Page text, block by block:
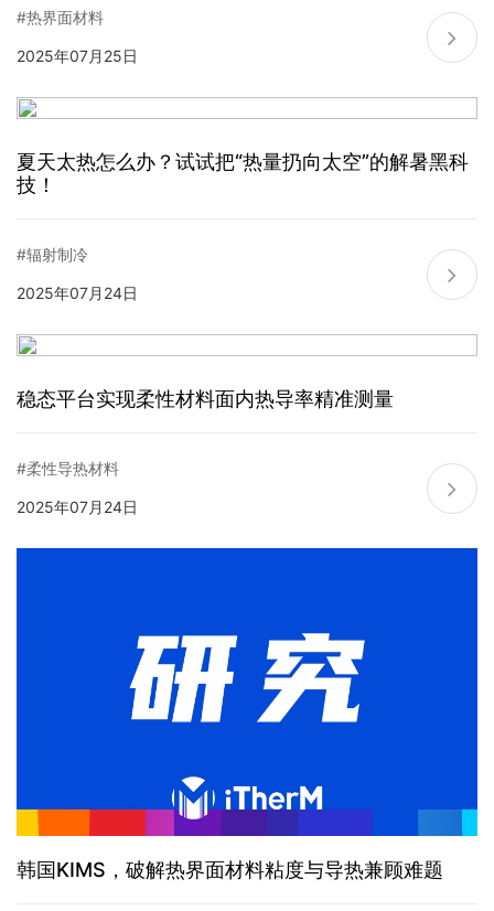
#热界面材料
2025年07月25日
夏天太热怎么办？试试把“热量扔向太空”的解暑黑科
技！
#辐射制冷
2025年07月24日
稳态平台实现柔性材料面内热导率精准测量
#柔性导热材料
2025年07月24日
韩国KIMS，破解热界面材料粘度与导热兼顾难题